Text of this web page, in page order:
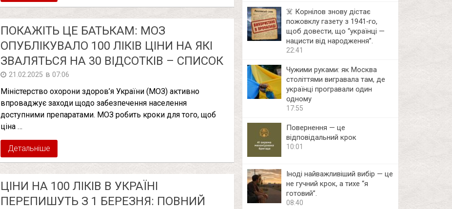
ПОКАЖІТЬ ЦЕ БАТЬКАМ: МОЗ
ОПУБЛІКУВАЛО 100 ЛІКІВ ЦІНИ НА ЯКІ
ЗВАЛЯТЬСЯ НА 30 ВІДСОТКІВ – СПИСОК
21.02.2025 в 07:06
Міністерство охорони здоров’я України (МОЗ) активно
впроваджує заходи щодо забезпечення населення
доступними препаратами. МОЗ робить кроки для того, щоб
ціна …
Детальніше
ЦІНИ НА 100 ЛІКІВ В УКРАЇНІ
ПЕРЕПИШУТЬ З 1 БЕРЕЗНЯ: ПОВНИЙ
☠️ Корнілов знову дістає
пожовклу газету з 1941‑го,
щоб довести, що “українці —
нацисти від народження”.
22:41
Чужими руками: як Москва
століттями вигравала там, де
українці програвали один
одному
17:55
Повернення — це
відповідальний крок
10:01
Іноді найважливіший вибір — це
не гучний крок, а тихе “я
готовий”.
08:40